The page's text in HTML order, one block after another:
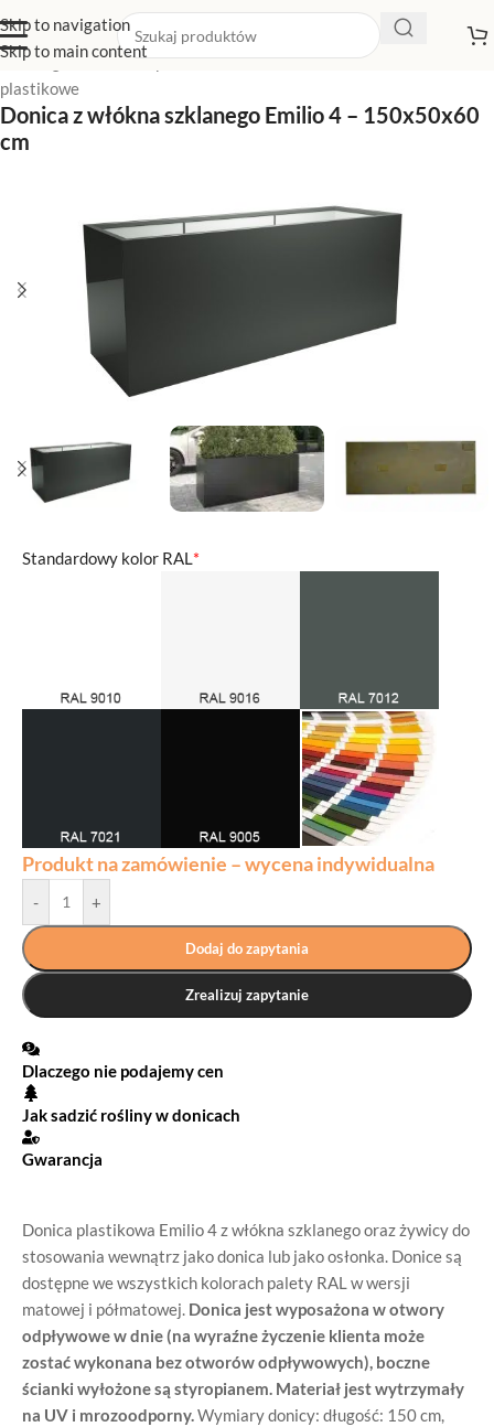
Skip to navigation
Skip to main content
Strona główna/Sklep z donicami/Duże donice/
plastikowe
Donica z włókna szklanego Emilio 4 – 150x50x60
cm
Donica plastikowa Emilio 4 z włókna szklanego oraz żywicy do
stosowania wewnątrz jako donica lub jako osłonka. Donice są
dostępne we wszystkich kolorach palety RAL w wersji
matowej i półmatowej. Donica jest wyposażona w otwory
odpływowe w dnie (na wyraźne życzenie klienta może
zostać wykonana bez otworów odpływowych), boczne
ścianki wyłożone są styropianem. Materiał jest wytrzymały
na UV i mrozoodporny.Wymiary donicy: długość: 150 cm,
*
Standardowy kolor RAL
Produkt na zamówienie – wycena indywidualna
- +
Dodaj do zapytania
Zrealizuj zapytanie
Dlaczego nie podajemy cen
Jak sadzić rośliny w donicach
Gwarancja